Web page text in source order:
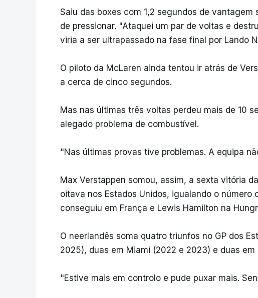
Saiu das boxes com 1,2 segundos de vantagem
de pressionar. "Ataquei um par de voltas e
viria a ser ultrapassado na fase final por Lando
O piloto da McLaren ainda tentou ir atrás de
a cerca de cinco segundos.
Mas nas últimas três voltas perdeu mais de 10
alegado problema de combustível.
"Nas últimas provas tive problemas. A equipa
Max Verstappen somou, assim, a sexta vitória
oitava nos Estados Unidos, igualando o
conseguiu em França e Lewis Hamilton na
O neerlandês soma quatro triunfos no GP dos
2025), duas em Miami (2022 e 2023) e duas
"Estive mais em controlo e pude puxar mais.